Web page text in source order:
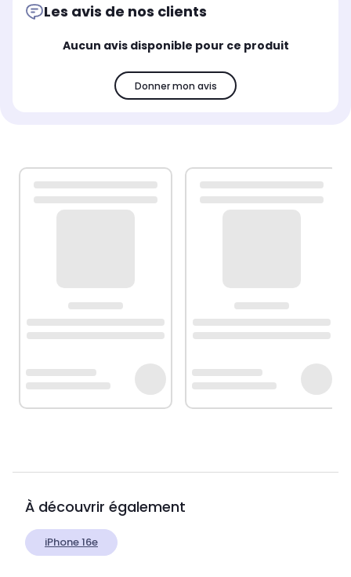
Les avis de nos clients
Aucun avis disponible pour ce produit
Donner mon avis
À découvrir également
iPhone 16e